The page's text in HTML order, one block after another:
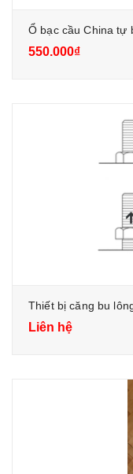
Ổ bạc cầu China tự
550.000₫
Thiết bị căng bu
Liên hệ